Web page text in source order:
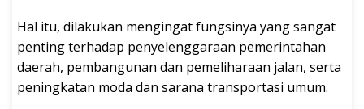
Hal itu, dilakukan mengingat fungsinya yang sangat
penting terhadap penyelenggaraan pemerintahan
daerah, pembangunan dan pemeliharaan jalan, serta
peningkatan moda dan sarana transportasi umum.